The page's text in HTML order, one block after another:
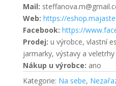
Mail:
Web: https://
Facebook: https://
Prodej: u výrobce, vlastní
jarmarky, výstavy a veletrhy
Nákup u výrobce: ano
Kategorie: Na sebe,